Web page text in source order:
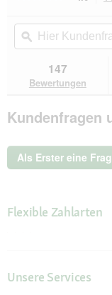
5
lesen
Felix
Extras
Gelees
vom
Land
Hier
Kundenfragen
und
Kundenantworten
durchsuchen
ϙ
147
Bewertungen
Kundenfragen
Als Erster eine
Flexible Zahlarten
Unsere Services